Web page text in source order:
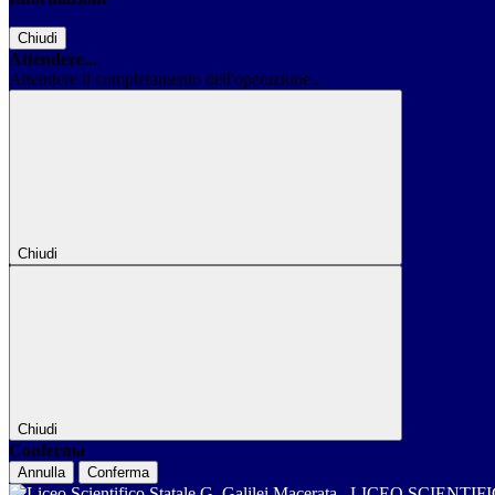
Chiudi
Attendere...
Attendere il completamento dell'operazione...
Chiudi
Chiudi
Conferma
Annulla Conferma